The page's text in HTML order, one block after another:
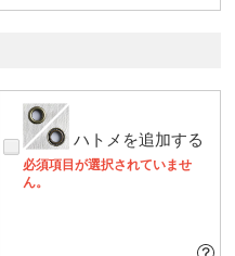
ハトメを追加する
必須項目が選択されていませ
ん。